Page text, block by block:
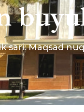
sari: Maqsad